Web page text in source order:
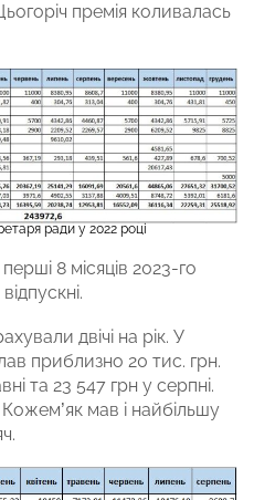
премія коливалась
ради у 2022 році
8 місяців 2023-го
двічі на рік. У
приблизно 20 тис. грн.
та 23 547 грн у серпні.
мав і найбільшу